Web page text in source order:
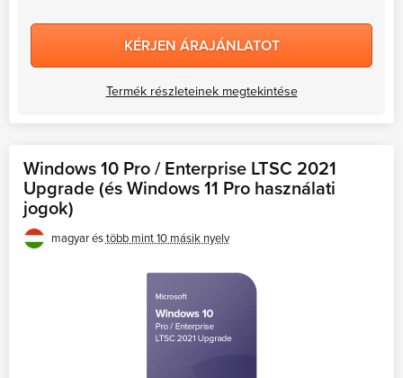
KÉRJEN ÁRAJÁNLATOT
Termék részleteinek megtekintése
Windows 10 Pro / Enterprise LTSC 2021
Upgrade (és Windows 11 Pro használati
jogok)
magyar éstöbb mint 10 másik nyelv